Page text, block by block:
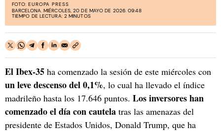
FOTO: EUROPA PRESS
BARCELONA. MIÉRCOLES, 20 DE MAYO DE 2026. 09:48
TIEMPO DE LECTURA: 2 MINUTOS
El Ibex-35 ha comenzado la sesión de este miércoles con
un leve descenso del 0,1%, lo cual ha llevado el índice
madrileño hasta los 17.646 puntos. Los inversores han
comenzado el día con cautela tras las amenazas del
presidente de Estados Unidos, Donald Trump, que ha